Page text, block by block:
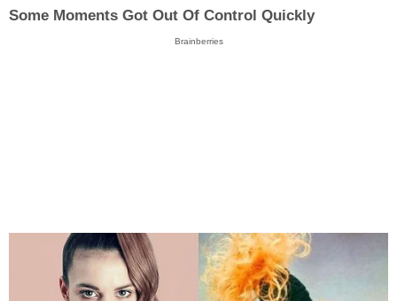
Some Moments Got Out Of Control Quickly
Brainberries